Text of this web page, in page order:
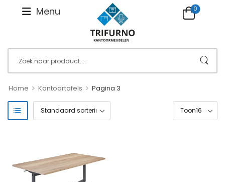
Menu 0
Home > Kantoortafels > Pagina 3